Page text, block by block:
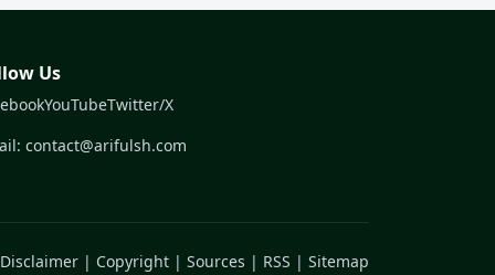
Us
YouTubeTwitter/X
contact@arifulsh.com
Disclaimer | Copyright | Sources | RSS | Sitemap